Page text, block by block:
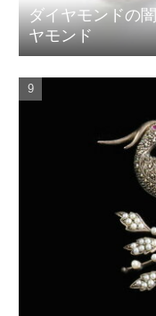
ダイヤモンドの
ヤモンド